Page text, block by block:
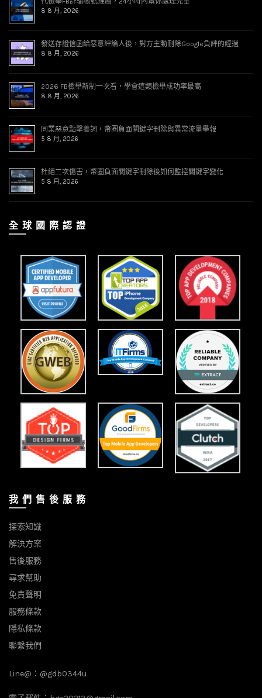
8 8 月, 2026
發送存證信函給惡意評論人後，對方主動刪除Google負評的經過
8 8 月, 2026
2026 FB檢舉新制一次看，學會這類檢舉成功率最高
8 8 月, 2026
同業惡意點擊養詞，幣圈負面關鍵字刪除與異常流量舉報
5 8 月, 2026
杜絕二次傷害，幣圈負面關鍵字刪除後如何監控關鍵字變化
5 8 月, 2026
全 球 國 際 認 證
我 們 售 後 服 務
探索知識
解決方案
售後服務
尋求幫助
免責聲明
服務條款
隱私條款
聯繫我們
Line@： @gdb0344u